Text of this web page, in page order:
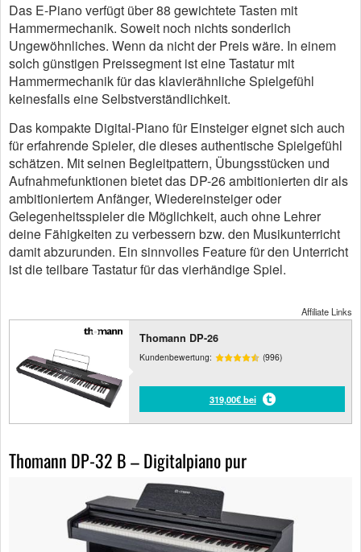
Das E-Piano verfügt über 88 gewichtete Tasten mit
Hammermechanik. Soweit noch nichts sonderlich
Ungewöhnliches. Wenn da nicht der Preis wäre. In einem
solch günstigen Preissegment ist eine Tastatur mit
Hammermechanik für das klavierähnliche Spielgefühl
keinesfalls eine Selbstverständlichkeit.
Das kompakte Digital-Piano für Einsteiger eignet sich auch
für erfahrende Spieler, die dieses authentische Spielgefühl
schätzen. Mit seinen Begleitpattern, Übungsstücken und
Aufnahmefunktionen bietet das DP-26 ambitionierten dir als
ambitioniertem Anfänger, Wiedereinsteiger oder
Gelegenheitsspieler die Möglichkeit, auch ohne Lehrer
deine Fähigkeiten zu verbessern bzw. den Musikunterricht
damit abzurunden. Ein sinnvolles Feature für den Unterricht
ist die teilbare Tastatur für das vierhändige Spiel.
Affiliate Links
Thomann DP-26
Kundenbewertung: (996)
319,00€ bei
Thomann DP-32 B – Digitalpiano pur